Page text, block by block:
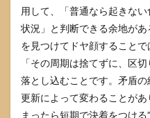
ヴ2
のセ
リフ
怪し
関す
るよ
くあ
る質
用して、「普通なら起きな
状況」と判断できる余地が
を見つけてドヤ顔すること
「その周期は捨てずに、区
落とし込むことです。矛盾
更新によって変わることが
まったら短期で決着をつける